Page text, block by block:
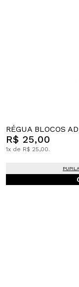
RÉGUA BLOCOS
R$ 25,00
1x de R$ 25,00.